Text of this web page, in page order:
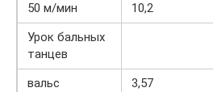
50 м/мин
10,2
Урок бальных
танцев
вальс
3,57